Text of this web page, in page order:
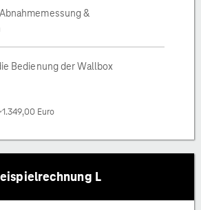
&
Bedienung der Wallbox
Euro
L